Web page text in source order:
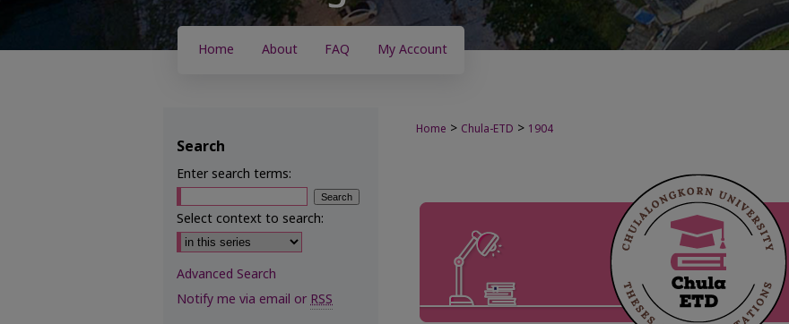
Home About FAQ My Account
Home > Chula-ETD > 1904
Search
Enter search terms:
Select context to search:
Advanced Search
Notify me via email orRSS